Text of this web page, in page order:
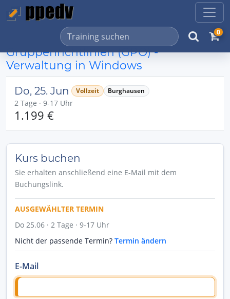
0
Gruppenrichtlinien (GPO) -
Verwaltung in Windows
Do, 25. Jun Vollzeit Burghausen
2 Tage · 9-17 Uhr
1.199 €
Kurs buchen
Sie erhalten anschließend eine E-Mail mit dem
Buchungslink.
AUSGEWÄHLTER TERMIN
Do 25.06 · 2 Tage · 9-17 Uhr
Nicht der passende Termin? Termin ändern
E-Mail